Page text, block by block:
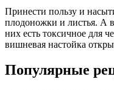
Принести пользу и
плодоножки и листья. А
них есть токсичное для
вишневая настойка
Популярные